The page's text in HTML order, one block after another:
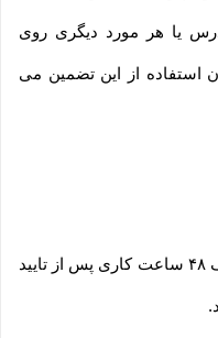
یا هر مورد دیگری روی
استفاده از این تضمین می
در این شرایط تعویض کالا حداکثر ظرف ۴۸ ساعت کاری پس از تایید